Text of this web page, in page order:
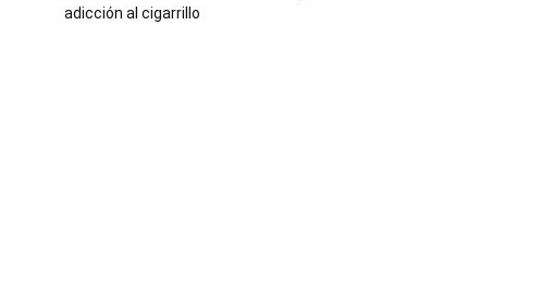
adicción al cigarrillo